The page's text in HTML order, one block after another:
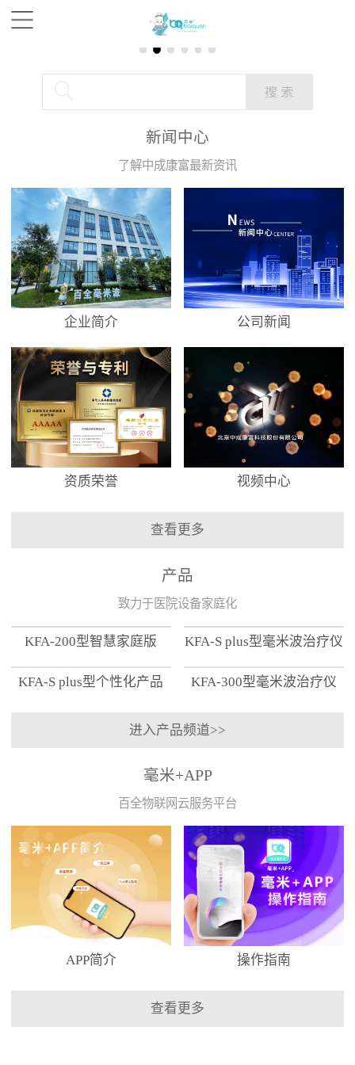
新闻中心
了解中成康富最新资讯
企业简介 公司新闻
资质荣誉 视频中心
查看更多
产品
致力于医院设备家庭化
KFA-200型智慧家庭版 KFA-S plus型毫米波治疗仪
KFA-S plus型个性化产品
KFA-300型毫米波治疗仪
进入产品频道>>
毫米+APP
百全物联网云服务平台
APP简介 操作指南
查看更多